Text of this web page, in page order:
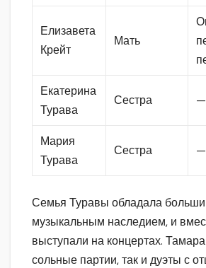
Елизавета
Крейт
Мать
Екатерина
Турава
Сестра —
Мария
Турава
Сестра —
Семья Туравы обладала
музыкальным наследием, и
выступали на концертах.
сольные партии, так и дуэты с